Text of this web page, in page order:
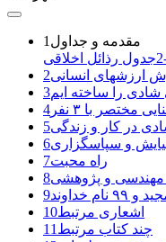
1 مقدمه و جداول
جدول رذائل اخلاقی
2ارزشهای انسانی
3شادی را ساخته ایم
4
مختصر با ۳ نفر
5در کار و زندگی
6و سپاسگزاری
7راه محبت
8مهندسی و پژوهشی
9
خداوند
10اشعاری مرتبط
11 چند کتاب مرتبط